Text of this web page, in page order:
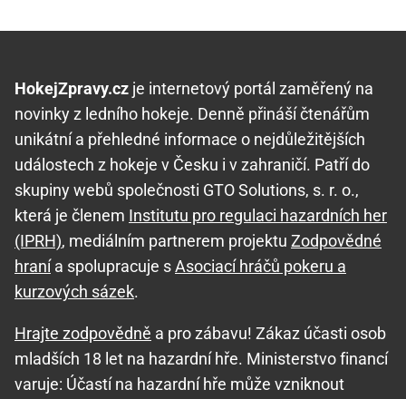
HokejZpravy.cz je internetový portál zaměřený na
novinky z ledního hokeje. Denně přináší čtenářům
unikátní a přehledné informace o nejdůležitějších
událostech z hokeje v Česku i v zahraničí. Patří do
skupiny webů společnosti GTO Solutions, s. r. o.,
která je členem Institutu pro regulaci hazardních her
(IPRH), mediálním partnerem projektu Zodpovědné
hranía spolupracuje sAsociací hráčů pokeru a
kurzových sázek.
Hrajte zodpovědně a pro zábavu! Zákaz účasti osob
mladších 18 let na hazardní hře. Ministerstvo financí
varuje: Účastí na hazardní hře může vzniknout